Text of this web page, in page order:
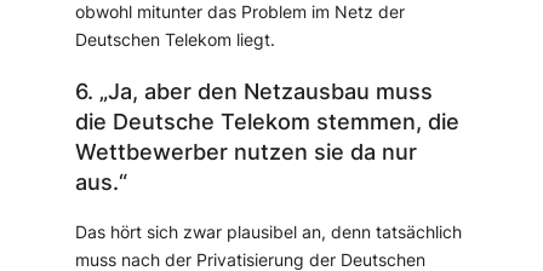
obwohl mitunter das Problem im Netz der
Deutschen Telekom liegt.
6. „Ja, aber den Netzausbau muss
die Deutsche Telekom stemmen, die
Wettbewerber nutzen sie da nur
aus.“
Das hört sich zwar plausibel an, denn tatsächlich
muss nach der Privatisierung der Deutschen